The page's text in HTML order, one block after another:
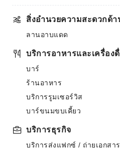
สิ่งอำนวยความสะดวกด้
ลานอาบแดด
บริการอาหารและเครื่อง
บาร์
ร้านอาหาร
บริการรูมเซอร์วิส
บาร์ขนมขบเคี้ยว
บริการธุรกิจ
บริการส่งแฟกซ์ / ถ่ายเอกสาร